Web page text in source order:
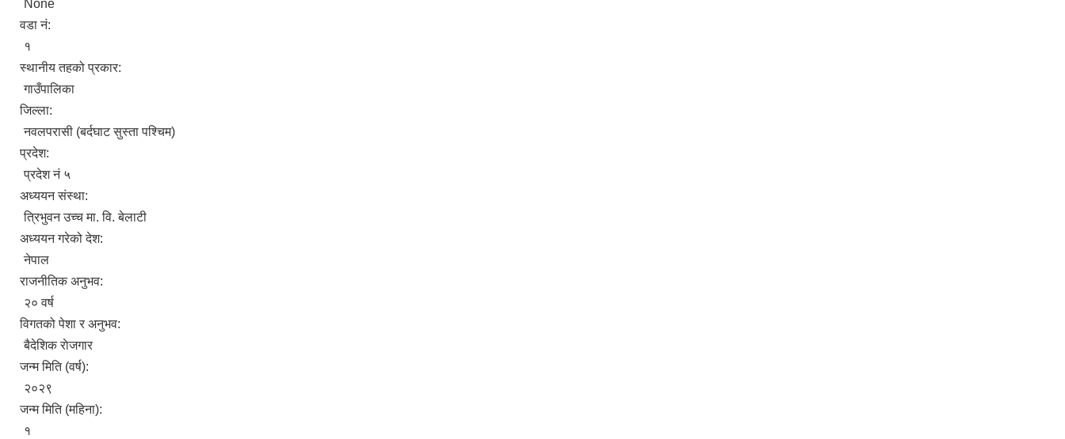
None
वडा नं:
१
स्थानीय तहको प्रकार:
गाउँपालिका
जिल्ला:
नवलपरासी (बर्दघाट सुस्ता पश्चिम)
प्रदेश:
प्रदेश नं ५
अध्ययन संस्था:
त्रिभुवन उच्च मा. वि. बेलाटी
अध्ययन गरेको देश:
नेपाल
राजनीतिक अनुभव:
२० वर्ष
विगतको पेशा र अनुभव:
बैदेशिक राेजगार
जन्म मिति (वर्ष):
२०२९
जन्म मिति (महिना):
१